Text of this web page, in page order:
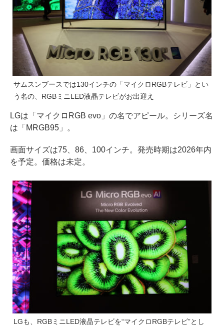
サムスンブースでは130インチの「マイクロRGBテレビ」とい
う名の、RGBミニLED液晶テレビがお出迎え
LGは「マイクロRGB evo」の名でアピール。シリーズ名
は「MRGB95」。
画面サイズは75、86、100インチ。発売時期は2026年内
を予定。価格は未定。
LGも、RGBミニLED液晶テレビを“マイクロRGBテレビ”とし